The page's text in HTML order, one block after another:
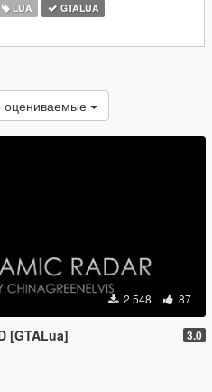
LUA
GTALUA
оцениваемые
2 548 87
[GTALua] 3.0